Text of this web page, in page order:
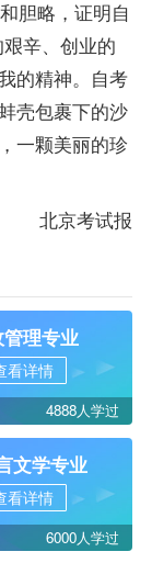
胆略，证明自
辛、创业的
的精神。自考
壳包裹下的沙
一颗美丽的珍
北京考试报
理专业
看详情
4888人学过
文学专业
看详情
6000人学过